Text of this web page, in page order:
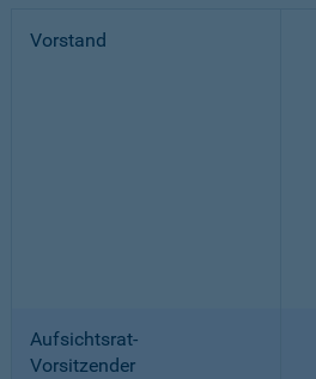
Vorstand
Aufsichtsrat-
Vorsitzender